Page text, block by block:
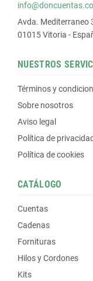
Avda. Mediterraneo
01015 Vitoria -
NUESTROS
Términos y
Sobre nosotros
Aviso legal
Política de privacidad
Política de cookies
CATÁLOGO
Cuentas
Cadenas
Fornituras
Hilos y Cordones
Kits